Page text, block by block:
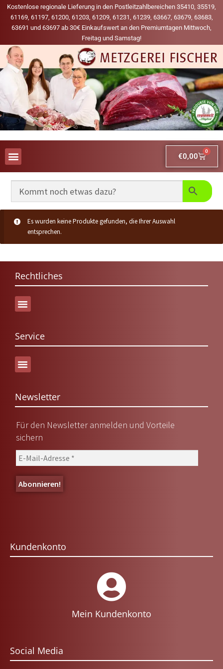
Kostenlose regionale Lieferung in den Postleitzahlbereichen 35410, 35519,
61169, 61197, 61200, 61203, 61209, 61231, 61239, 63667, 63679, 63683,
63691 und 63697 ab 30€ Einkaufswert an den Premiumtagen Mittwoch,
Freitag und Samstag!
€0,00
0
Es wurden keine Produkte gefunden, die Ihrer Auswahl
entsprechen.
Rechtliches
Service
Newsletter
Für den Newsletter anmelden und Vorteile
sichern
Kundenkonto
Mein Kundenkonto
Social Media